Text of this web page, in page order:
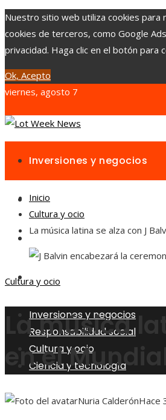
Nuestro sitio web utiliza cookies para
cookies de terceros, como Google
privacidad. Haga clic en el botón para
Ok, Acepto
viernes, agosto 7
Inversiones y negocios
Responsabilidad social
Cultura y ocio
Ciencia y tecnología
Inversiones y negocios
Responsabilidad social
Cultura y ocio
Ciencia y tecnología
Inicio
Cultura y ocio
La música latina se alza con J
Cultura y ocio
La música
en el Mundial
Nuria CalderónHace